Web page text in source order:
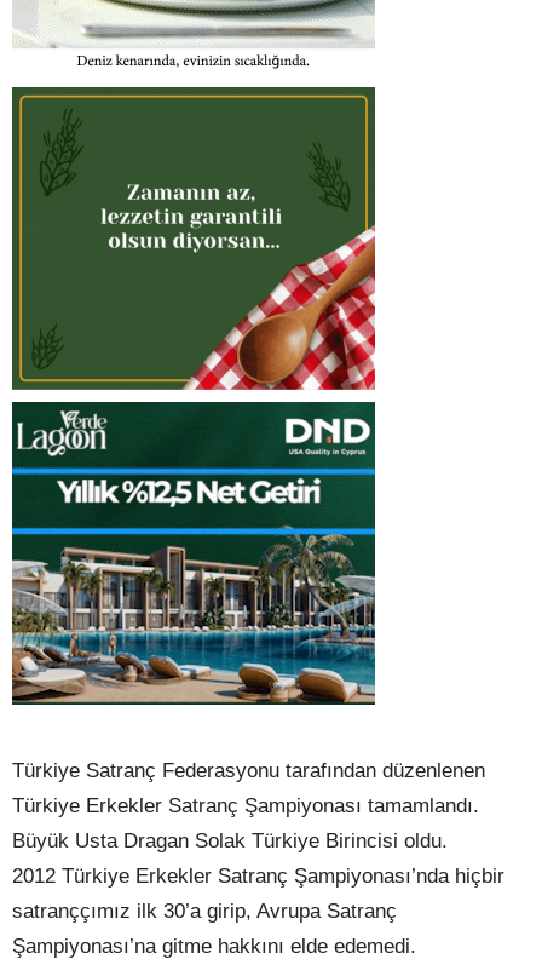
Türkiye Satranç Federasyonu tarafından düzenlenen
Türkiye Erkekler Satranç Şampiyonası tamamlandı.
Büyük Usta Dragan Solak Türkiye Birincisi oldu.
2012 Türkiye Erkekler Satranç Şampiyonası’nda hiçbir
satranççımız ilk 30’a girip, Avrupa Satranç
Şampiyonası’na gitme hakkını elde edemedi.